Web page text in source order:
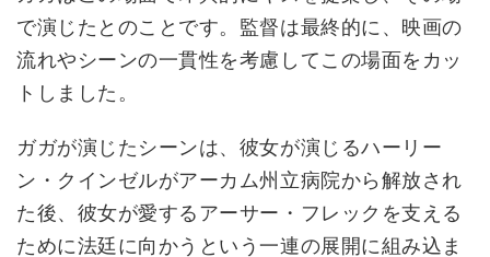
で演じたとのことです。監督は最終的に、映画の
流れやシーンの一貫性を考慮してこの場面をカッ
トしました。
ガガが演じたシーンは、彼女が演じるハーリー
ン・クインゼルがアーカム州立病院から解放され
た後、彼女が愛するアーサー・フレックを支える
ために法廷に向かうという一連の展開に組み込ま